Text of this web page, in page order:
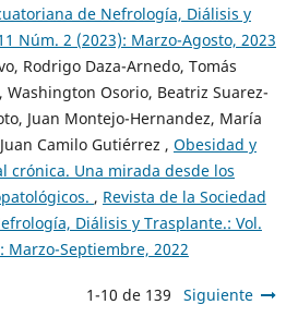
de Nefrología, Diálisis y
Núm. 2 (2023): Marzo-Agosto, 2023
Rodrigo Daza-Arnedo, Tomás
Washington Osorio, Beatriz Suarez-
Juan Montejo-Hernandez, María
Camilo Gutiérrez , Obesidad y
crónica. Una mirada desde los
, Revista de la Sociedad
Diálisis y Trasplante.: Vol.
Marzo-Septiembre, 2022
1-10 de 139 Siguiente